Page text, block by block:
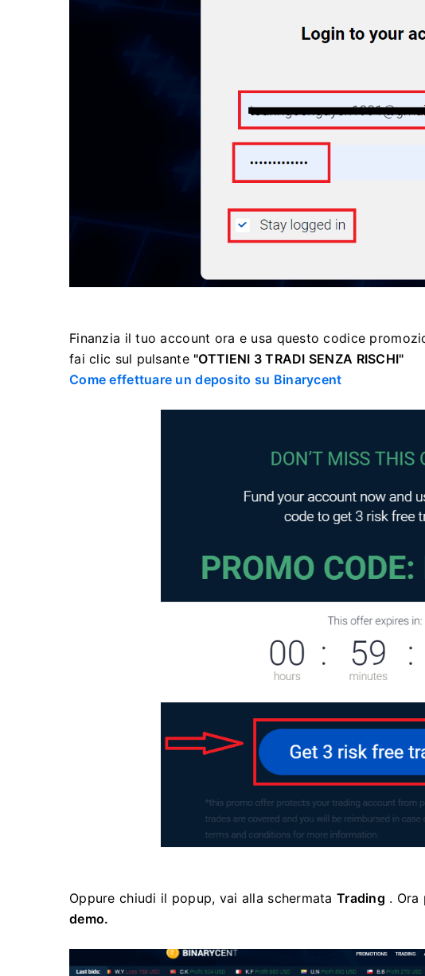
Finanzia il tuo account ora e usa questo codice
fai clic sul pulsante "OTTIENI 3 TRADI SENZA RISCHI"
Come effettuare un deposito su Binarycent
Oppure chiudi il popup, vai alla schermataTrading . Ora
demo.